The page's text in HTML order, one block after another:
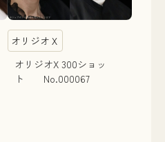
オリジオＸ
オリジオX 300ショッ
ト No.000067